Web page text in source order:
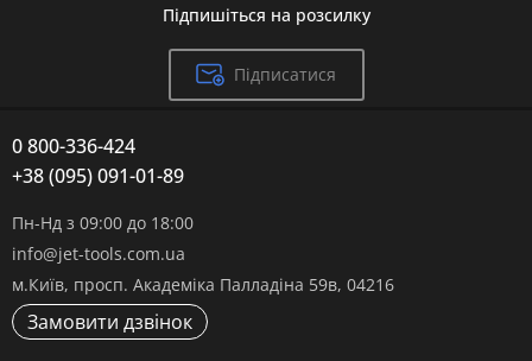
Підпишіться на розсилку
Підписатися
0 800-336-424
+38 (095) 091-01-89
Пн-Нд з 09:00 до 18:00
info@jet-tools.com.ua
м.Київ, просп. Академіка Палладіна 59в, 04216
Замовити дзвінок